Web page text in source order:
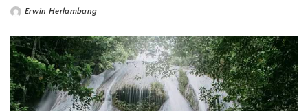
Erwin Herlambang